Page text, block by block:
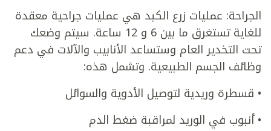
الجراحة: عمليات زرع الكبد هي عمليات جراحية معقدة
للغاية تستغرق ما بين 6 و 12 ساعة. سيتم وضعك
تحت التخدير العام وستساعد الأنابيب والآلات في دعم
وظائف الجسم الطبيعية. وتشمل هذه:
• قسطرة وريدية لتوصيل الأدوية والسوائل
• أنبوب في الوريد لمراقبة ضغط الدم